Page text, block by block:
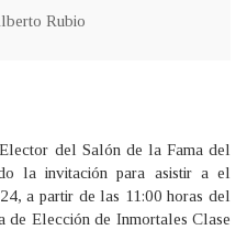
Rubio
del Salón de la Fama del
la invitación para asistir a el
a partir de las 11:00 horas del
de Elección de Inmortales Clase